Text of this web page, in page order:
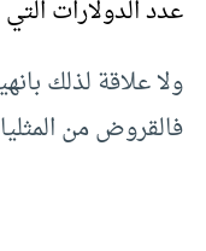
عدد الدولارات
ولا علاقة لذلك
فالقروض من